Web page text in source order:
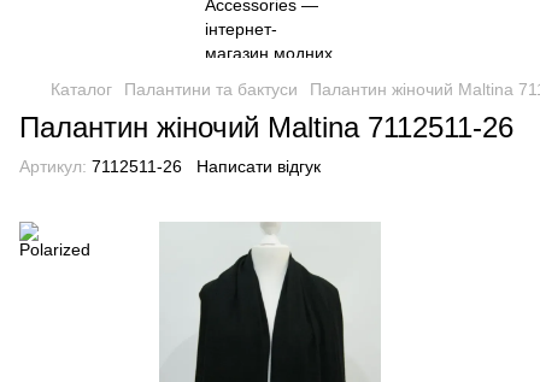
Каталог Палантини та бактуси Палантин жіночий Maltina
Палантин жіночий Maltina 7112511-26
Артикул: 7112511-26 Написати відгук